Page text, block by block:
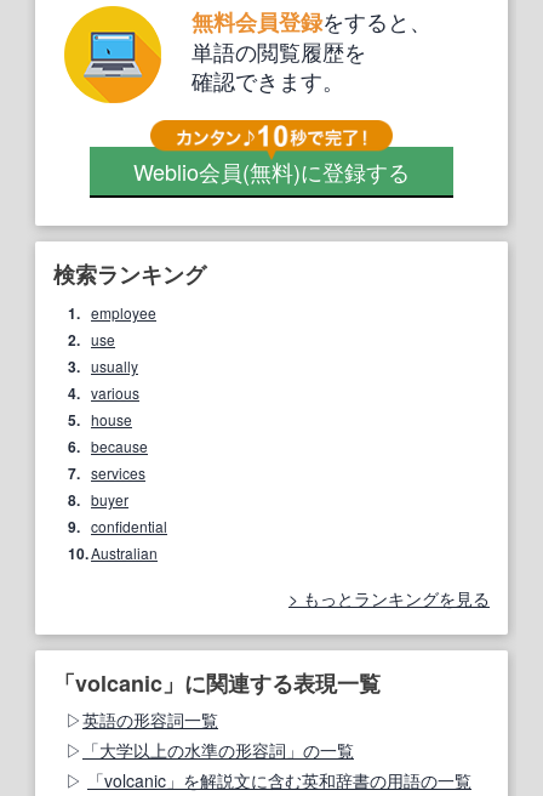
無料会員登録をすると、
単語の閲覧履歴を
確認できます。
Weblio会員(無料)に登録する
検索ランキング
1. employee
2. use
3. usually
4. various
5. house
6. because
7. services
8. buyer
9. confidential
10.Australian
もっとランキングを見る
「volcanic」に関連する表現一覧
英語の形容詞一覧
「大学以上の水準の形容詞」の一覧
「volcanic」を解説文に含む英和辞書の用語の一覧